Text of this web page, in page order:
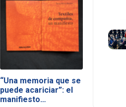
“Una memoria que se
puede acariciar”: el
manifiesto…